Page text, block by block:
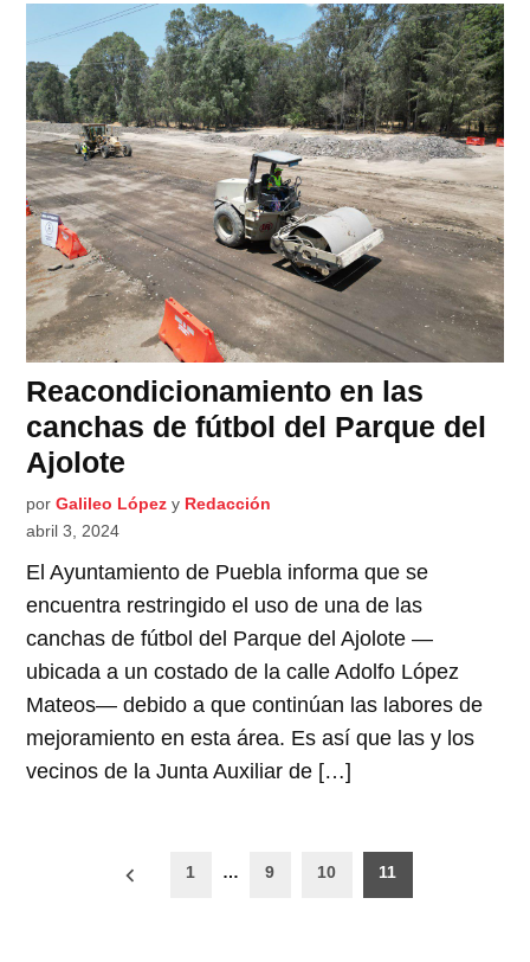
Reacondicionamiento en las
canchas de fútbol del Parque del
Ajolote
por Galileo López y Redacción
abril 3, 2024
El Ayuntamiento de Puebla informa que se
encuentra restringido el uso de una de las
canchas de fútbol del Parque del Ajolote —
ubicada a un costado de la calle Adolfo López
Mateos— debido a que continúan las labores de
mejoramiento en esta área. Es así que las y los
vecinos de la Junta Auxiliar de […]
Paginación
1 … 9 10 11